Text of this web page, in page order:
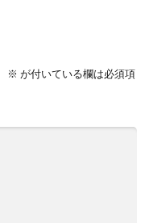
※ が付いている欄は必須項